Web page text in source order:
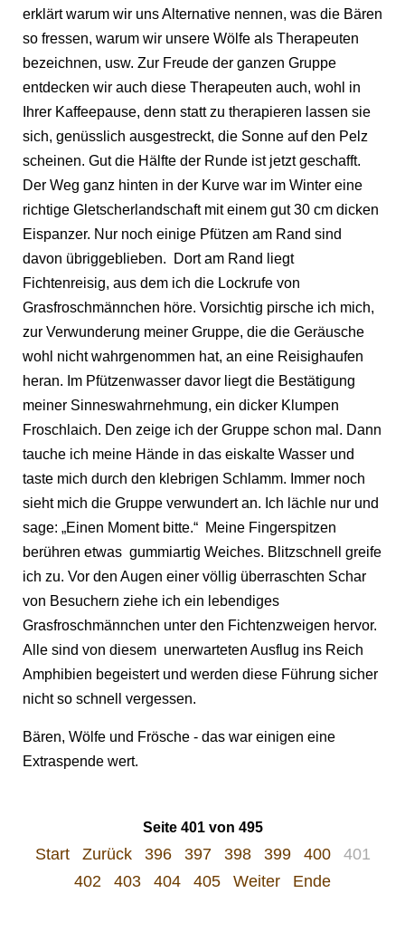
erklärt warum wir uns Alternative nennen, was die Bären
so fressen, warum wir unsere Wölfe als Therapeuten
bezeichnen, usw. Zur Freude der ganzen Gruppe
entdecken wir auch diese Therapeuten auch, wohl in
Ihrer Kaffeepause, denn statt zu therapieren lassen sie
sich, genüsslich ausgestreckt, die Sonne auf den Pelz
scheinen. Gut die Hälfte der Runde ist jetzt geschafft.
Der Weg ganz hinten in der Kurve war im Winter eine
richtige Gletscherlandschaft mit einem gut 30 cm dicken
Eispanzer. Nur noch einige Pfützen am Rand sind
davon übriggeblieben. Dort am Rand liegt
Fichtenreisig, aus dem ich die Lockrufe von
Grasfroschmännchen höre. Vorsichtig pirsche ich mich,
zur Verwunderung meiner Gruppe, die die Geräusche
wohl nicht wahrgenommen hat, an eine Reisighaufen
heran. Im Pfützenwasser davor liegt die Bestätigung
meiner Sinneswahrnehmung, ein dicker Klumpen
Froschlaich. Den zeige ich der Gruppe schon mal. Dann
tauche ich meine Hände in das eiskalte Wasser und
taste mich durch den klebrigen Schlamm. Immer noch
sieht mich die Gruppe verwundert an. Ich lächle nur und
sage: „Einen Moment bitte.“ Meine Fingerspitzen
berühren etwas gummiartig Weiches. Blitzschnell greife
ich zu. Vor den Augen einer völlig überraschten Schar
von Besuchern ziehe ich ein lebendiges
Grasfroschmännchen unter den Fichtenzweigen hervor.
Alle sind von diesem unerwarteten Ausflug ins Reich
Amphibien begeistert und werden diese Führung sicher
nicht so schnell vergessen.
Bären, Wölfe und Frösche - das war einigen eine
Extraspende wert.
Seite 401 von 495
Start Zurück 396 397 398 399 400
401
402
403 404 405 Weiter Ende